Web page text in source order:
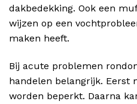
dakbedekking. Ook een
wijzen op een
maken heeft.
Bij acute problemen
handelen belangrijk. Eerst
worden beperkt. Daarna